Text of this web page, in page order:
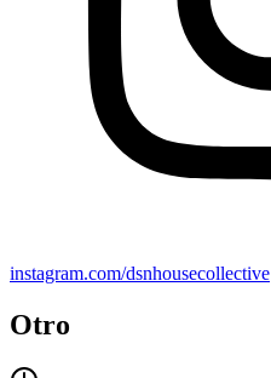
instagram.com/dsnhousecollective
Otro